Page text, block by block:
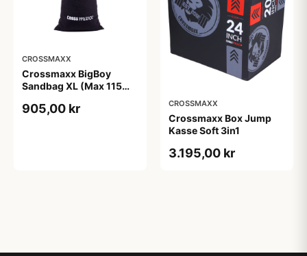
CROSSMAXX
Crossmaxx BigBoy
Sandbag XL (Max 115
905,00 kr CROSSMAXX
Crossmaxx Box Jump
Kasse Soft 3in1
3.195,00 kr